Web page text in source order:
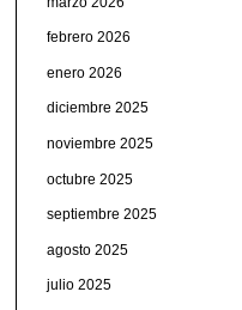
febrero 2026
enero 2026
diciembre 2025
noviembre 2025
octubre 2025
septiembre 2025
agosto 2025
julio 2025